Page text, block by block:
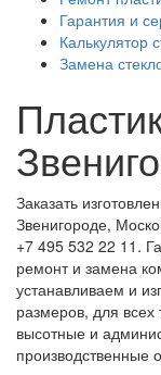
Гарантия и
Калькулятор
Замена
Заказать
Звенигороде,
+7 495 532 22 11.
ремонт и замена
устанавливаем и
размеров, для
высотные и
производственные